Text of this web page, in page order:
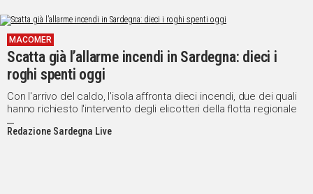
MACOMER
Scatta già l’allarme incendi in Sardegna: dieci i
roghi spenti oggi
Con l'arrivo del caldo, l'isola affronta dieci incendi, due dei quali
hanno richiesto l'intervento degli elicotteri della flotta regionale
Redazione Sardegna Live